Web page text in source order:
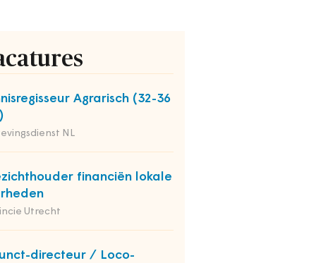
Agrarisch (32-36
NL
financiën lokale
Utrecht
directeur / Loco-